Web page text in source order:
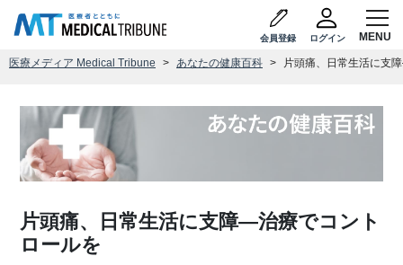
会員登録 ログイン
医療メディア Medical Tribune あなたの健康百科 片頭痛、日常生活に支
片頭痛、日常生活に支障―治療でコント
ロールを